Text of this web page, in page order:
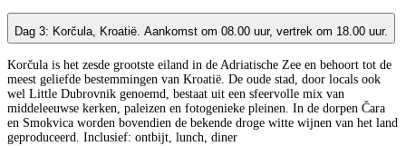
Dag 3: Korčula, Kroatië. Aankomst om 08.00 uur, vertrek om 18.00 uur.
Korčula is het zesde grootste eiland in de Adriatische Zee en behoort tot de
meest geliefde bestemmingen van Kroatië. De oude stad, door locals ook
wel Little Dubrovnik genoemd, bestaat uit een sfeervolle mix van
middeleeuwse kerken, paleizen en fotogenieke pleinen. In de dorpen Čara
en Smokvica worden bovendien de bekende droge witte wijnen van het land
geproduceerd. Inclusief: ontbijt, lunch, diner